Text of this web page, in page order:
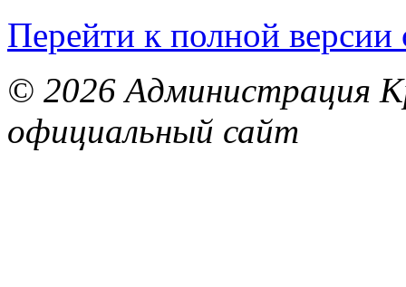
Перейти к полной версии
© 2026 Администрация
официальный сайт